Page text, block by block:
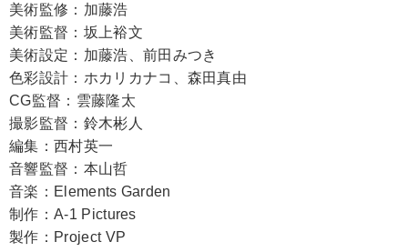
美術監修：加藤浩
美術監督：坂上裕文
美術設定：加藤浩、前田みつき
色彩設計：ホカリカナコ、森田真由
CG監督：雲藤隆太
撮影監督：鈴木彬人
編集：西村英一
音響監督：本山哲
音楽：Elements Garden
制作：A-1 Pictures
製作：Project VP